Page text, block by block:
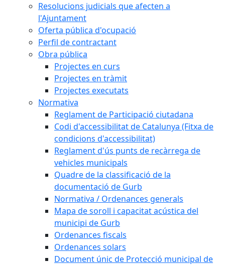
Resolucions judicials que afecten a
l'Ajuntament
Oferta pública d'ocupació
Perfil de contractant
Obra pública
Projectes en curs
Projectes en tràmit
Projectes executats
Normativa
Reglament de Participació ciutadana
Codi d'accessibilitat de Catalunya (Fitxa de
condicions d'accessibilitat)
Reglament d'ús punts de recàrrega de
vehicles municipals
Quadre de la classificació de la
documentació de Gurb
Normativa / Ordenances generals
Mapa de soroll i capacitat acústica del
municipi de Gurb
Ordenances fiscals
Ordenances solars
Document únic de Protecció municipal de